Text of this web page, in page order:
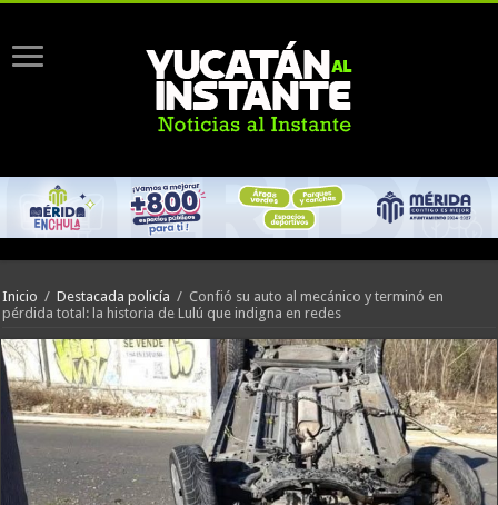
Inicio / Destacada policía / Confió su auto al mecánico y terminó en
pérdida total: la historia de Lulú que indigna en redes